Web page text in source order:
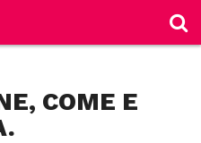
COME E